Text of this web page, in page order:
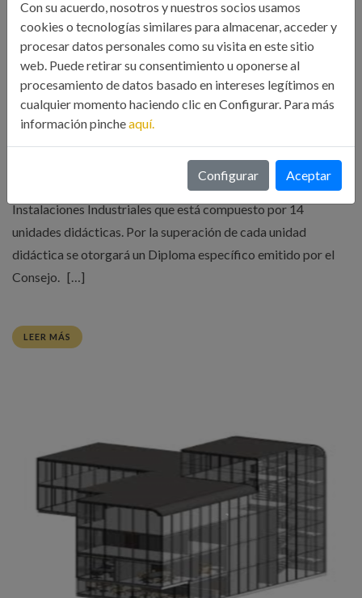
CURSO ONLINE EXPERTO EN DISEÑO,
MANTENIMIENTO Y GESTIÓN DE
CLIMATIZACIÓN INDUSTRIAL. 05/02/2019
31 Ene, 2019 Formación
Instalaciones de Climatización Industrial de 45 horas, es una
unidad didáctica del máster Experto en Diseño y Gestión de
Instalaciones Industriales que está compuesto por 14
unidades didácticas. Por la superación de cada unidad
didáctica se otorgará un Diploma específico emitido por el
Consejo. […]
LEER MÁS
Con su acuerdo, nosotros y nuestros socios usamos
cookies o tecnologías similares para almacenar, acceder y
procesar datos personales como su visita en este sitio
web. Puede retirar su consentimiento u oponerse al
procesamiento de datos basado en intereses legítimos en
cualquier momento haciendo clic en Configurar. Para más
información pincheaquí.
Configurar Aceptar